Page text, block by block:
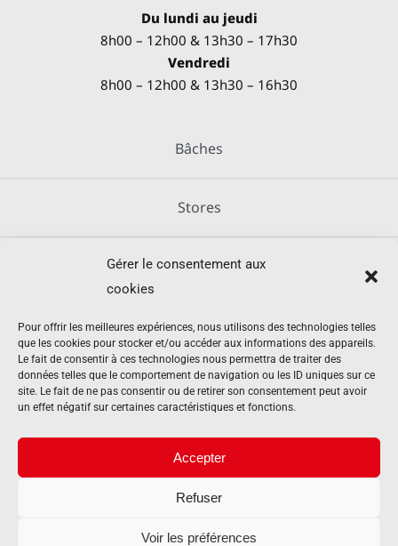
Gérer le consentement aux
cookies
Pour offrir les meilleures expériences, nous utilisons des technologies telles
que les cookies pour stocker et/ou accéder aux informations des appareils.
Le fait de consentir à ces technologies nous permettra de traiter des
données telles que le comportement de navigation ou les ID uniques sur ce
site. Le fait de ne pas consentir ou de retirer son consentement peut avoir
un effet négatif sur certaines caractéristiques et fonctions.
Accepter
Refuser
Voir les préférences
Du lundi au jeudi
8h00 – 12h00 & 13h30 – 17h30
Vendredi
8h00 – 12h00 & 13h30 – 16h30
Bâches
Stores
Métallerie
Équipements agricoles
Mentions légales
Politique de cookies (UE)
Contact